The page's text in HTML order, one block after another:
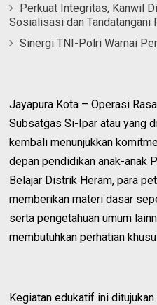
Perkuat Integritas, Kanwil
Sosialisasi dan Tandatangani
Sinergi TNI-Polri Warnai
Jayapura Kota – Operasi
Subsatgas Si-Ipar atau yang
kembali menunjukkan
depan pendidikan anak-anak
Belajar Distrik Heram, para
memberikan materi dasar
serta pengetahuan umum
membutuhkan perhatian
Kegiatan edukatif ini